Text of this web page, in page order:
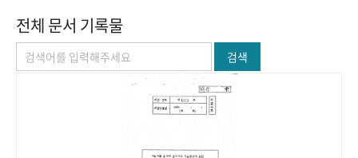
전체 문서 기록물
검색